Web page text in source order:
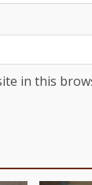
in this